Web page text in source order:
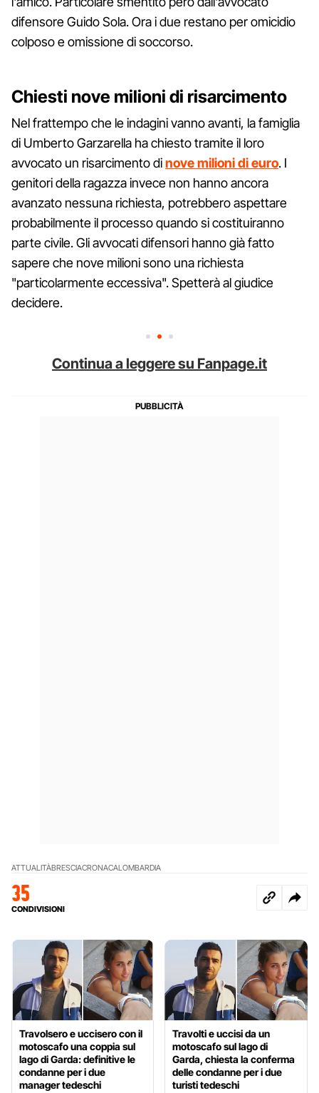
difensore Guido Sola. Ora i due restano per omicidio
colposo e omissione di soccorso.
Chiesti nove milioni di risarcimento
Nel frattempo che le indagini vanno avanti, la famiglia
di Umberto Garzarella ha chiesto tramite il loro
avvocato un risarcimento dinove milioni di euro. I
genitori della ragazza invece non hanno ancora
avanzato nessuna richiesta, potrebbero aspettare
probabilmente il processo quando si costituiranno
parte civile. Gli avvocati difensori hanno già fatto
sapere che nove milioni sono una richiesta
"particolarmente eccessiva". Spetterà al giudice
decidere.
Continua a leggere su Fanpage.it
ATTUALITÀBRESCIACRONACALOMBARDIA
35
CONDIVISIONI
Travolsero e uccisero con il
motoscafo una coppia sul
lago di Garda: definitive le
condanne per i due
manager tedeschi
Travolti e uccisi da un
motoscafo sul lago di
Garda, chiesta la conferma
delle condanne per i due
turisti tedeschi